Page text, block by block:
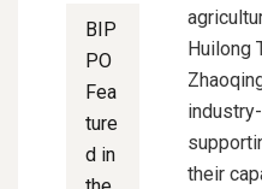
BIP
PO
Fea
ture
d in
Huilong
their